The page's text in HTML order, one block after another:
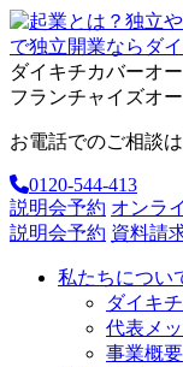
ダイキチカバーオ
フランチャイズオ
お電話でのご相談
0120-544-413
説明会予約 オンラ
説明会予約 資料請
私たちについ
ダイキ
代表メ
事業概要